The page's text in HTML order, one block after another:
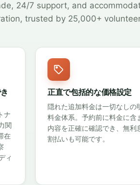
24/7 support, and
trusted by 25,000+
ナ
関
在
ィ
正直で包括的な価格設定
隠れた追加料金は一切なしの
料金体系。予約前に料金に含
内容を正確に確認でき、無利
割払いも可能です。